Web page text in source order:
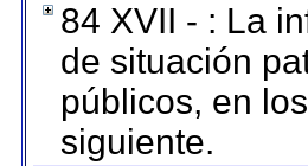
84 XVII - : La
de situación
públicos, en
siguiente.